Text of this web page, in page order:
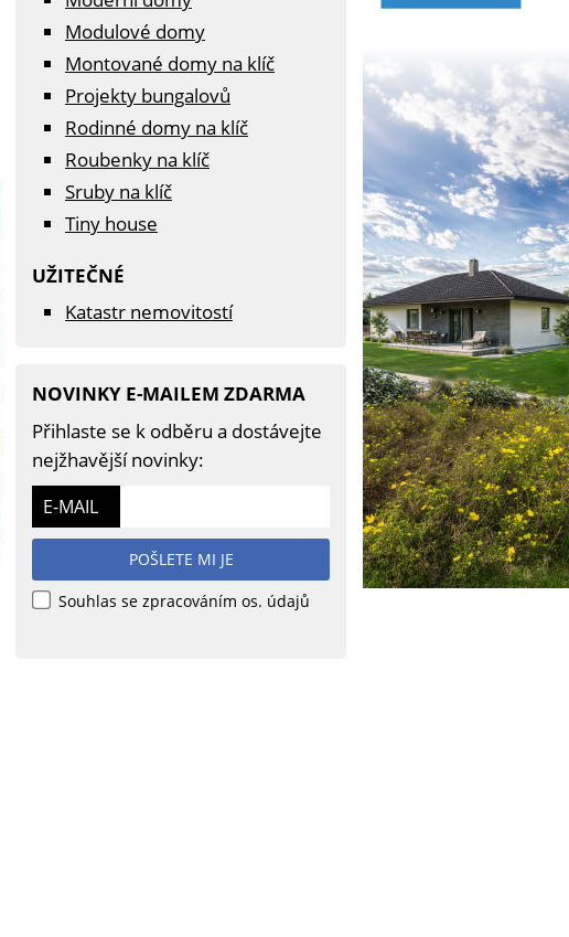
Modulové domy
Montované domy na klíč
Projekty bungalovů
Rodinné domy na klíč
Roubenky na klíč
Sruby na klíč
Tiny house
UŽITEČNÉ
Katastr nemovitostí
NOVINKY E-MAILEM ZDARMA
Přihlaste se k odběru a dostávejte
nejžhavější novinky:
E-MAIL
POŠLETE MI JE
Souhlas se zpracováním os. údajů